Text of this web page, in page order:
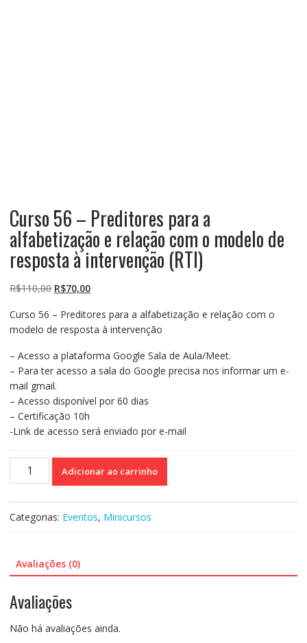
Curso 56 – Preditores para a
alfabetização e relação com o modelo de
resposta à intervenção (RTI)
R$110,00 O
original
era:
R$70,00O
atual
é:
Curso 56 – Preditores para a alfabetização e relação com o
modelo de resposta à intervenção
– Acesso a plataforma Google Sala de Aula/Meet.
– Para ter acesso a sala do Google precisa nos informar um e-
mail gmail.
– Acesso disponível por 60 dias
– Certificação 10h
-Link de acesso será enviado por e-mail
Curso
para
com
modelo
Adicionar ao carrinho
Categorias: Eventos, Minicursos
Avaliações (0)
Avaliações
Não há avaliações ainda.